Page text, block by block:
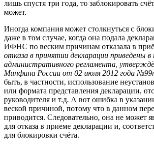
лишь спустя три года, то заблокировать
может.
Иногда компания может столкнуться с
даже в том случае, когда она подала
ИФНС по веским причинам отказала в
отказа в принятии декларации приведены в
административного регламента,
Минфина России от 02 июля 2012 года
быть, в частности, использование
или формата представления декларации,
руководителя и т.д. А вот ошибка в
веской причиной, потому что в данном
приводится. Следовательно, она не может
для отказа в приеме декларации и,
для блокировки счёта.